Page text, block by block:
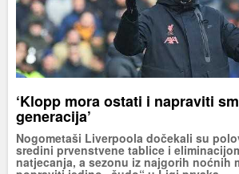
‘Klopp mora ostati i napraviti
generacija’
Nogometaši Liverpoola dočekali su
sredini prvenstvene tablice i
natjecanja, a sezonu iz najgorih noćnih